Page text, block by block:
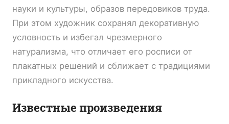
науки и культуры, образов передовиков труда.
При этом художник сохранял декоративную
условность и избегал чрезмерного
натурализма, что отличает его росписи от
плакатных решений и сближает с традициями
прикладного искусства.
Известные произведения